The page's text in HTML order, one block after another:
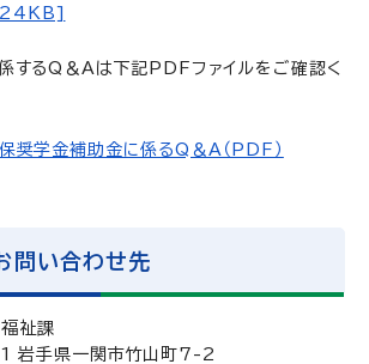
するQ＆Aは下記PDFファイルをご確認く
奨学金補助金に係るQ＆A（PDF）
問い合わせ先
祉課
岩手県一関市竹山町7-2